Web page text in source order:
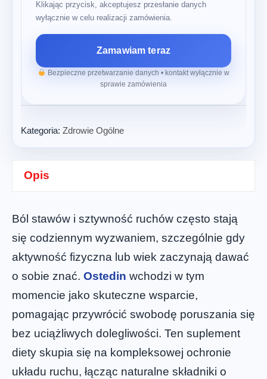
Klikając przycisk, akceptujesz przesłanie danych
wyłącznie w celu realizacji zamówienia.
Zamawiam teraz
Bezpieczne przetwarzanie danych • kontakt wyłącznie w
sprawie zamówienia
Kategoria: Zdrowie Ogólne
Opis
Ból stawów i sztywność ruchów często stają
się codziennym wyzwaniem, szczególnie gdy
aktywność fizyczna lub wiek zaczynają dawać
o sobie znać. Ostedin wchodzi w tym
momencie jako skuteczne wsparcie,
pomagając przywrócić swobodę poruszania się
bez uciążliwych dolegliwości. Ten suplement
diety skupia się na kompleksowej ochronie
układu ruchu, łącząc naturalne składniki o